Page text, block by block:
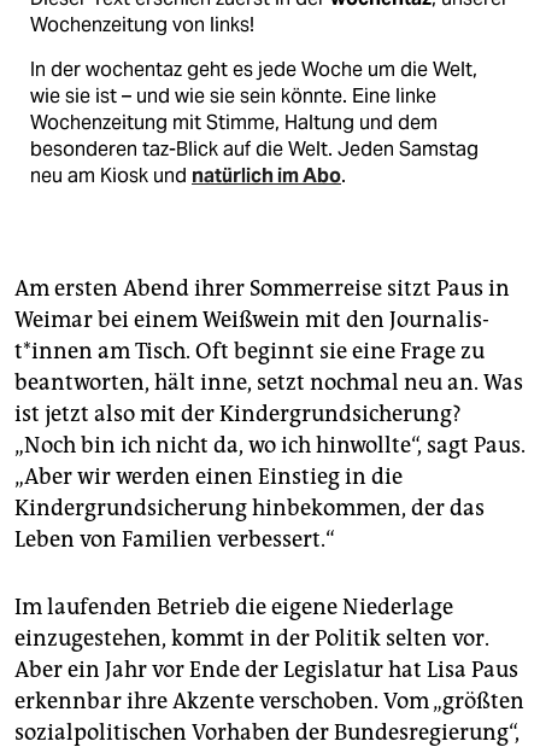
Wochenzeitung von links!
In der wochentaz geht es jede Woche um die Welt,
wie sie ist – und wie sie sein könnte. Eine linke
Wochenzeitung mit Stimme, Haltung und dem
besonderen taz-Blick auf die Welt. Jeden Samstag
neu am Kiosk und natürlich im Abo.
Am ersten Abend ihrer Sommerreise sitzt Paus in
Weimar bei einem Weißwein mit den Jour­na­lis­
t*in­nen am Tisch. Oft beginnt sie eine Frage zu
beantworten, hält inne, setzt nochmal neu an. Was
ist jetzt also mit der Kindergrundsicherung?
„Noch bin ich nicht da, wo ich hinwollte“, sagt Paus.
„Aber wir werden einen Einstieg in die
Kindergrundsicherung hinbekommen, der das
Leben von Familien verbessert.“
Im laufenden Betrieb die eigene Niederlage
einzugestehen, kommt in der Politik selten vor.
Aber ein Jahr vor Ende der Legislatur hat Lisa Paus
erkennbar ihre Akzente verschoben. Vom „größten
sozialpolitischen Vorhaben der Bundesregierung“,